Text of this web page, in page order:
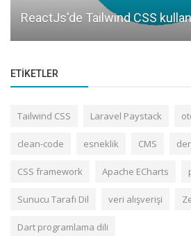
ReactJs'de Tailwind CSS
ETIKETLER
Tailwind CSS Laravel Paystack
clean-code esneklik CMS
CSS framework Apache ECharts
Sunucu Tarafı Dil veri alışverişi
Dart programlama dili